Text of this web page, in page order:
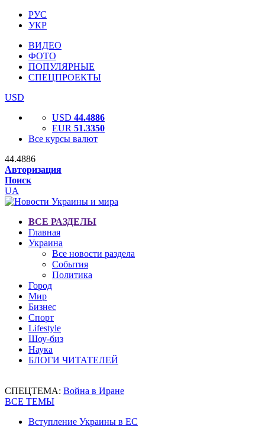
РУС
УКР
ВИДЕО
ФОТО
ПОПУЛЯРНЫЕ
СПЕЦПРОЕКТЫ
USD
USD 44.4886
EUR 51.3350
Все курсы валют
44.4886
Авторизация
Поиск
UA
ВСЕ РАЗДЕЛЫ
Главная
Украина
Все новости раздела
События
Политика
Город
Мир
Бизнес
Спорт
Lifestyle
Шоу-биз
Наука
БЛОГИ ЧИТАТЕЛЕЙ
СПЕЦТЕМА: Война в Иране
ВСЕ ТЕМЫ
Вступление Украины в ЕС